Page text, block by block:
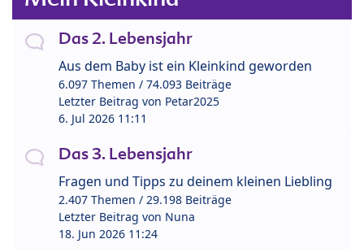
Das 2. Lebensjahr
Aus dem Baby ist ein Kleinkind geworden
6.097 Themen / 74.093 Beiträge
Letzter Beitrag von Petar2025
6. Jul 2026 11:11
Das 3. Lebensjahr
Fragen und Tipps zu deinem kleinen Liebling
2.407 Themen / 29.198 Beiträge
Letzter Beitrag von Nuna
18. Jun 2026 11:24